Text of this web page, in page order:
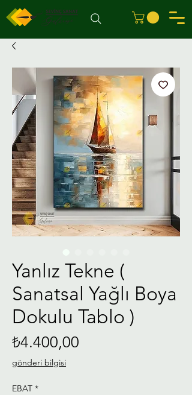
Yanlız Tekne (
Sanatsal Yağlı Boya
Dokulu Tablo )
₺4.400,00
gönderi bilgisi
EBAT *